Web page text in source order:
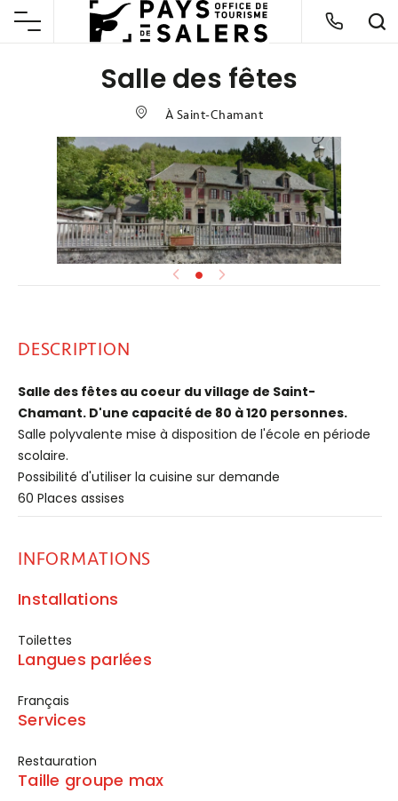
Salle des fêtes
À Saint-Chamant
DESCRIPTION
Salle des fêtes au coeur du village de Saint-
Chamant. D'une capacité de 80 à 120 personnes.
Salle polyvalente mise à disposition de l'école en période
scolaire.
Possibilité d'utiliser la cuisine sur demande
60 Places assises
INFORMATIONS
Installations
Toilettes
Langues parlées
Français
Services
Restauration
Taille groupe max